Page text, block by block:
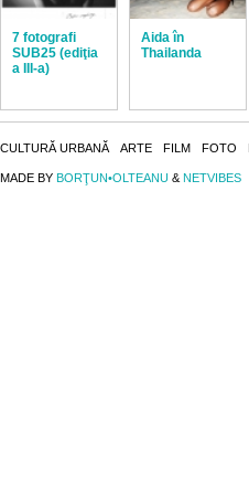
7 fotografi
SUB25 (ediţia
a III-a)
Aida în
Thailanda
CULTURĂ URBANĂ ARTE FILM FOTO
MADE BY BORŢUN•OLTEANU & NETVIBES